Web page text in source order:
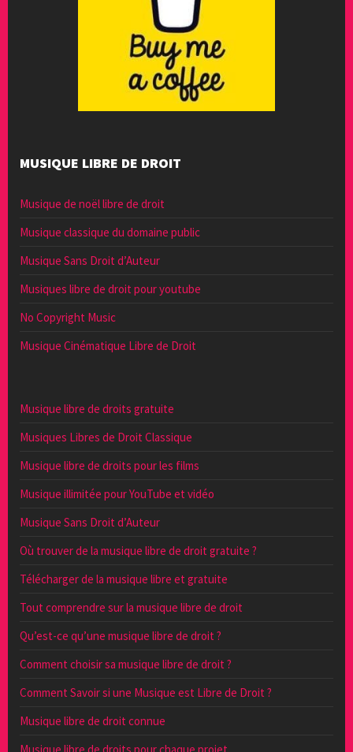
MUSIQUE LIBRE DE DROIT
Musique de noël libre de droit
Musique classique du domaine public
Musique Sans Droit d’Auteur
Musiques libre de droit pour youtube
No Copyright Music
Musique Cinématique Libre de Droit
Musique libre de droits gratuite
Musiques Libres de Droit Classique
Musique libre de droits pour les films
Musique illimitée pour YouTube et vidéo
Musique Sans Droit d’Auteur
Où trouver de la musique libre de droit gratuite ?
Télécharger de la musique libre et gratuite
Tout comprendre sur la musique libre de droit
Qu’est-ce qu’une musique libre de droit ?
Comment choisir sa musique libre de droit ?
Comment Savoir si une Musique est Libre de Droit ?
Musique libre de droit connue